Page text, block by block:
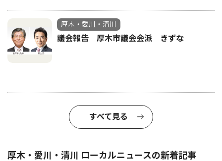
厚木・愛川・清川
議会報告 厚木市議会会派 きずな
すべて見る
厚木・愛川・清川 ローカルニュースの新着記事